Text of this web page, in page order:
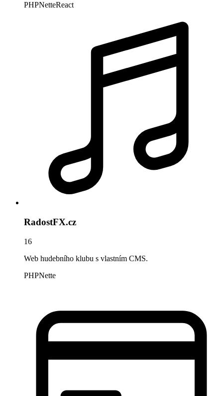
PHPNetteReact
RadostFX.cz
16
Web hudebního klubu s vlastním CMS.
PHPNette